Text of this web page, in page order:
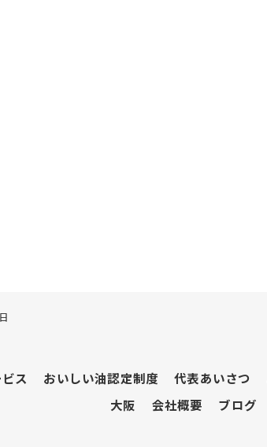
ス おいしい油認定制度 代表あいさつ
大阪
会社概要 ブログ